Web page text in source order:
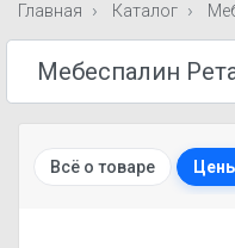
Главная Каталог
Всё о товаре